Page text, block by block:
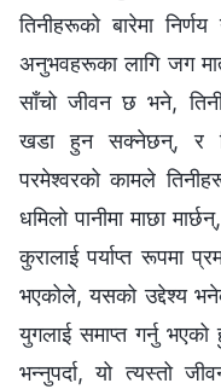
तिनीहरूको बारेमा
अनुभवहरूका लागि जग
साँचो जीवन छ भने,
खडा हुन सक्‍नेछन्, र
परमेश्‍वरको कामले
धमिलो पानीमा माछा
कुरालाई पर्याप्त रूपमा
भएकोले, यसको उद्देश्य
युगलाई समाप्त गर्नु
भन्नुपर्दा, यो त्यस्तो